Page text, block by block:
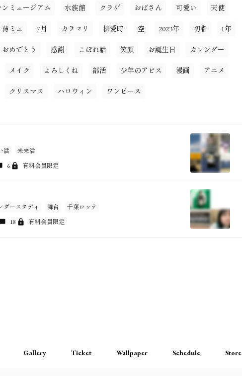
ンミュージアム 水族館 クラゲ おばさん 可愛い 天使
薄ミュ 7月 カラマリ 柳愛時 空 2023年 初詣 1年
おめでとう 感謝 こぼれ話 笑顔 お誕生日 カレンダー
メイク よろしくね 部活 少年のアビス 漫画 アニメ
クリスマス ハロウィン ワンピース
活
未来活
6 有料会員限定
ダースタディ 舞台
千葉ロッテ
18 有料会員限定
Gallery Ticket Wallpaper Schedule Store